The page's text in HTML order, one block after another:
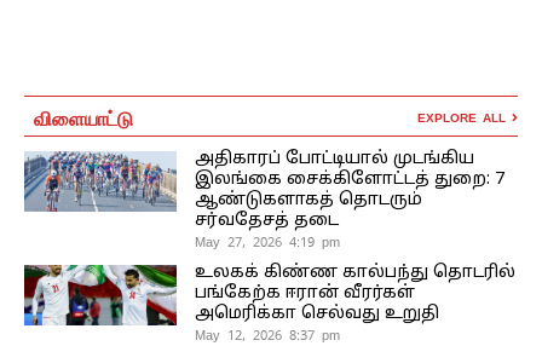
விளையாட்டு EXPLORE ALL
அதிகாரப் போட்டியால் முடங்கிய
இலங்கை சைக்கிளோட்டத் துறை: 7
ஆண்டுகளாகத் தொடரும்
சர்வதேசத் தடை
May 27, 2026 4:19 pm
உலகக் கிண்ண கால்பந்து தொடரில்
பங்கேற்க ஈரான் வீரர்கள்
அமெரிக்கா செல்வது உறுதி
May 12, 2026 8:37 pm